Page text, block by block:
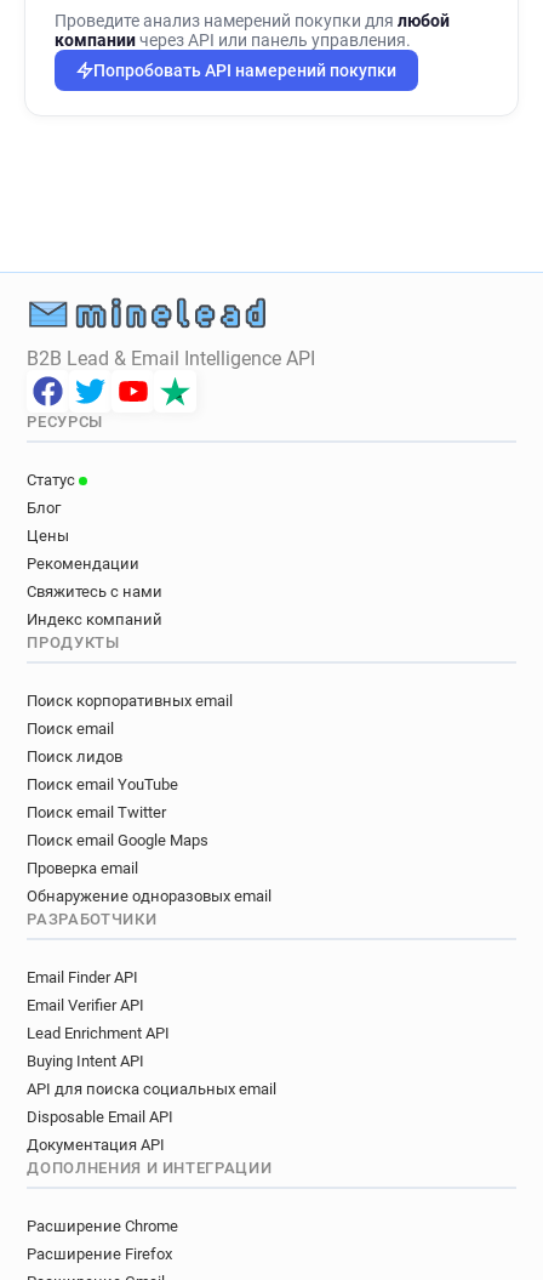
Проведите анализ намерений покупки для любой
компаниичерез API или панель управления.
Попробовать API намерений покупки
B2B Lead & Email Intelligence API
РЕСУРСЫ
Статус
Блог
Цены
Рекомендации
Свяжитесь с нами
Индекс компаний
ПРОДУКТЫ
Поиск корпоративных email
Поиск email
Поиск лидов
Поиск email YouTube
Поиск email Twitter
Поиск email Google Maps
Проверка email
Обнаружение одноразовых email
РАЗРАБОТЧИКИ
Email Finder API
Email Verifier API
Lead Enrichment API
Buying Intent API
API для поиска социальных email
Disposable Email API
Документация API
ДОПОЛНЕНИЯ И ИНТЕГРАЦИИ
Расширение Chrome
Расширение Firefox